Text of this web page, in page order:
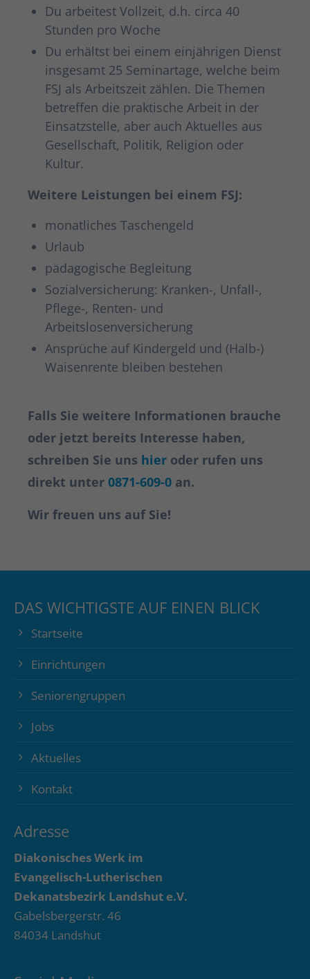
Du arbeitest Vollzeit, d.h. circa 40
Stunden pro Woche
Du erhältst bei einem einjährigen Dienst
insgesamt 25 Seminartage, welche beim
FSJ als Arbeitszeit zählen. Die Themen
betreffen die praktische Arbeit in der
Einsatzstelle, aber auch Aktuelles aus
Gesellschaft, Politik, Religion oder
Kultur.
Weitere Leistungen bei einem FSJ:
monatliches Taschengeld
Urlaub
pädagogische Begleitung
Sozialversicherung: Kranken-, Unfall-,
Pflege-, Renten- und
Arbeitslosenversicherung
Ansprüche auf Kindergeld und (Halb-)
Waisenrente bleiben bestehen
Falls Sie weitere Informationen brauche
oder jetzt bereits Interesse haben,
schreiben Sie uns hier oder rufen uns
direkt unter 0871-609-0 an.
Wir freuen uns auf Sie!
DAS WICHTIGSTE AUF EINEN BLICK
Startseite
Einrichtungen
Seniorengruppen
Jobs
Aktuelles
Kontakt
Adresse
Diakonisches Werk im
Evangelisch-Lutherischen
Dekanatsbezirk Landshut e.V.
Gabelsbergerstr. 46
84034 Landshut